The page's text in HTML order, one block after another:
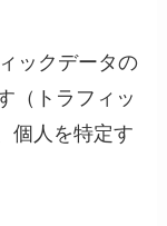
ックデータの
（トラフィッ
個人を特定す